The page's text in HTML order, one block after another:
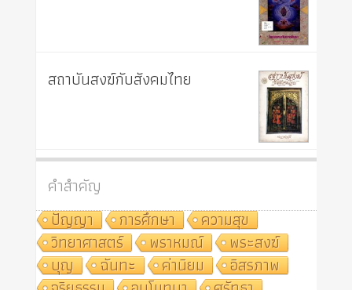
สถาบันสงฆ์กับสังคมไทย
คำสำคัญ
ปัญญา
การศึกษา
ความสุข
วิทยาศาสตร์
พราหมณ์
พระสงฆ์
บุญ
ฉันทะ ค่านิยม
อิสรภาพ